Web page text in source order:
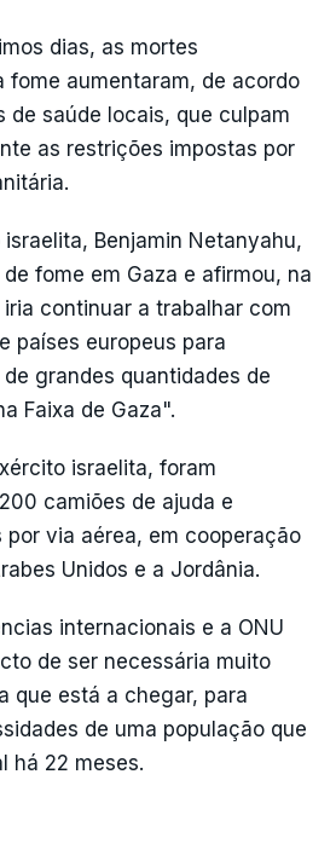
dias, as mortes
fome aumentaram, de acordo
de saúde locais, que culpam
as restrições impostas por
Benjamin Netanyahu,
fome em Gaza e afirmou, na
continuar a trabalhar com
países europeus para
grandes quantidades de
Faixa de Gaza".
israelita, foram
camiões de ajuda e
por via aérea, em cooperação
Unidos e a Jordânia.
internacionais e a ONU
de ser necessária muito
que está a chegar, para
de uma população que
há 22 meses.